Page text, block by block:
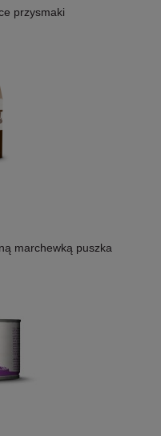
przysmaki
marchewką puszka